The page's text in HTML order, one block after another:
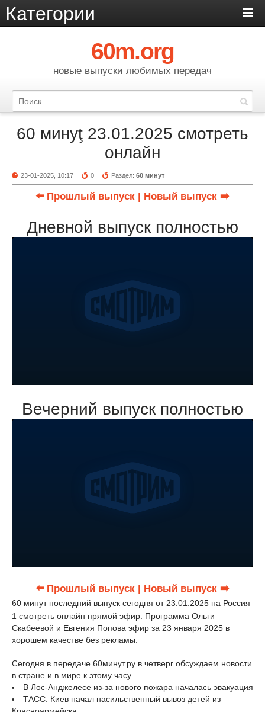
Категории
60m.org
новые выпуски любимых передач
60 минуţ 23.01.2025 смотреть
онлайн
23-01-2025, 10:17 0 Раздел:60 минут
⬅️ Прошлый выпуск | Новый выпуск ➡️
Дневной выпуск полностью
Вечерний выпуск полностью
⬅️ Прошлый выпуск | Новый выпуск ➡️
60 минут последний выпуск сегодня от 23.01.2025 на Россия
1 смотреть онлайн прямой эфир. Программа Ольги
Скабеевой и Евгения Попова эфир за 23 января 2025 в
хорошем качестве без рекламы.
Сегодня в передаче 60минут.ру в четверг обсуждаем новости
в стране и в мире к этому часу.
В Лос-Анджелесе из-за нового пожара началась эвакуация
ТАСС: Киев начал насильственный вывоз детей из